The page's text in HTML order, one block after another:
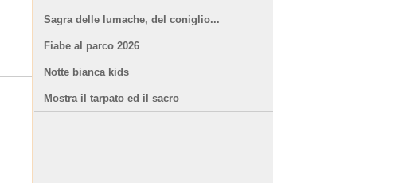
Sagra delle lumache, del coniglio...
Fiabe al parco 2026
Notte bianca kids
Mostra il tarpato ed il sacro